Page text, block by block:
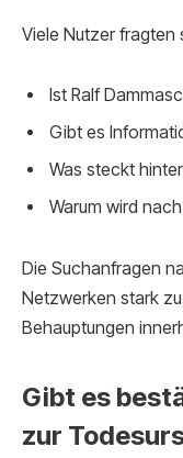
Viele Nutzer fragten
Ist Ralf
Gibt es
Was steckt
Warum wird
Die Suchanfragen
Netzwerken stark
Behauptungen
Gibt es
zur